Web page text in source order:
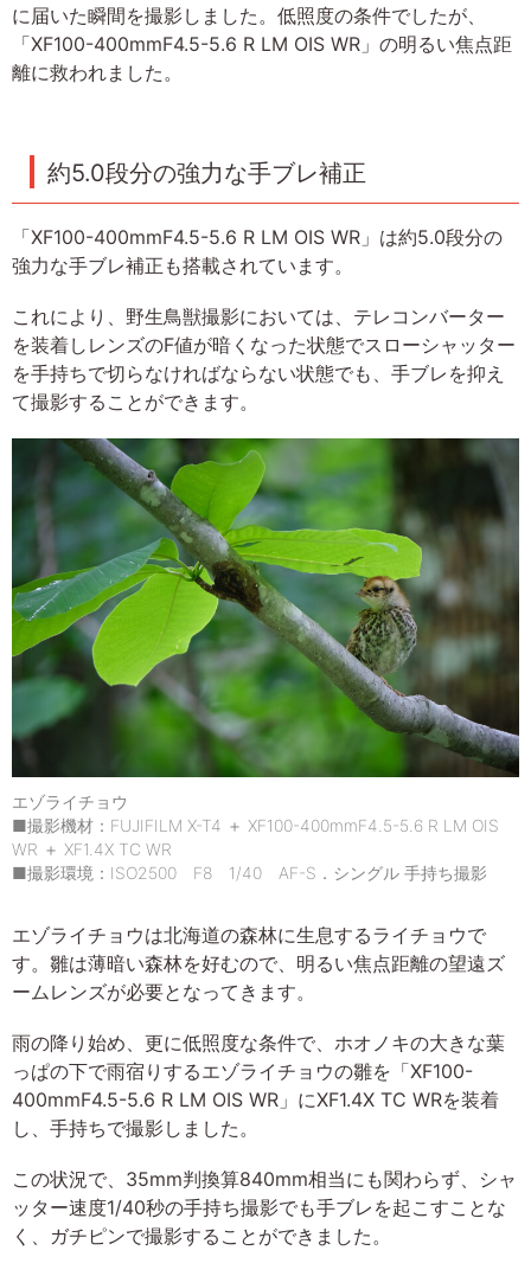
に届いた瞬間を撮影しました。低照度の条件でしたが、
「XF100-400mmF4.5-5.6 R LM OIS WR」の明るい焦点距
離に救われました。
約5.0段分の強力な手ブレ補正
「XF100-400mmF4.5-5.6 R LM OIS WR」は約5.0段分の
強力な手ブレ補正も搭載されています。
これにより、野生鳥獣撮影においては、テレコンバーター
を装着しレンズのF値が暗くなった状態でスローシャッター
を手持ちで切らなければならない状態でも、手ブレを抑え
て撮影することができます。
エゾライチョウ
■撮影機材：FUJIFILM X-T4 ＋ XF100-400mmF4.5-5.6 R LM OIS
WR ＋ XF1.4X TC WR
■撮影環境：ISO2500 F8 1/40 AF-S．シングル 手持ち撮影
エゾライチョウは北海道の森林に生息するライチョウで
す。雛は薄暗い森林を好むので、明るい焦点距離の望遠ズ
ームレンズが必要となってきます。
雨の降り始め、更に低照度な条件で、ホオノキの大きな葉
っぱの下で雨宿りするエゾライチョウの雛を「XF100-
400mmF4.5-5.6 R LM OIS WR」にXF1.4X TC WRを装着
し、手持ちで撮影しました。
この状況で、35mm判換算840mm相当にも関わらず、シャ
ッター速度1/40秒の手持ち撮影でも手ブレを起こすことな
く、ガチピンで撮影することができました。